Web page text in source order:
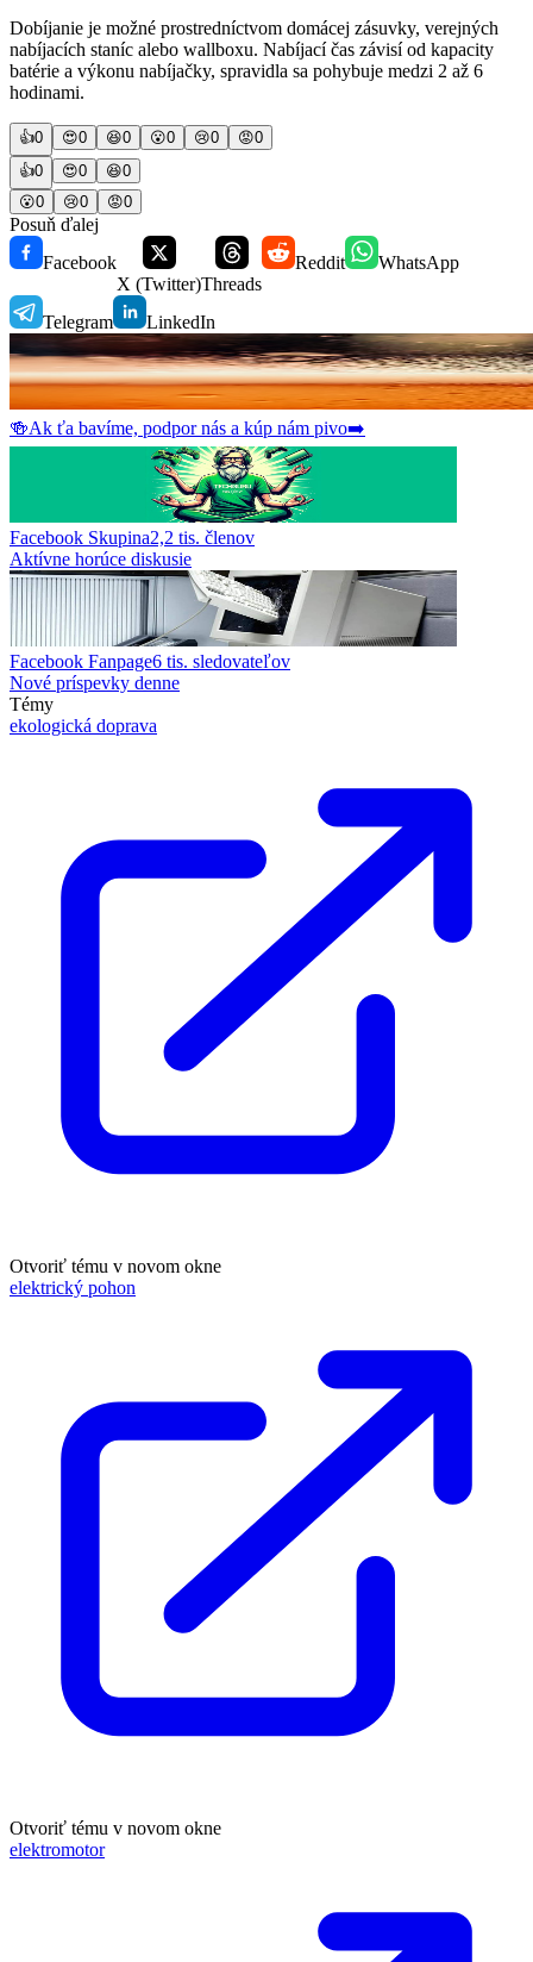
Dobíjanie je možné prostredníctvom domácej zásuvky, verejných
nabíjacích staníc alebo wallboxu. Nabíjací čas závisí od kapacity
batérie a výkonu nabíjačky, spravidla sa pohybuje medzi 2 až 6
hodinami.
👍0 😍0 😆0 😮0 😢0 😡0
👍0 😍0 😆0
😮0 😢0 😡0
Posuň ďalej
Facebook
X (Twitter)Threads
Reddit WhatsApp
Telegram LinkedIn
🍻Ak ťa bavíme, podpor nás a kúp nám pivo➡️
Facebook Skupina2,2 tis. členov
Aktívne horúce diskusie
Facebook Fanpage6 tis. sledovateľov
Nové príspevky denne
Témy
ekologická doprava
Otvoriť tému v novom okne
elektrický pohon
Otvoriť tému v novom okne
elektromotor